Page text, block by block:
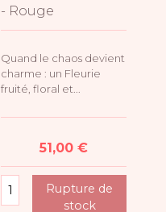
- Rouge
Quand le chaos devient
charme : un Fleurie
fruité, floral et...
Prix
51,00 €
Rupture de
stock